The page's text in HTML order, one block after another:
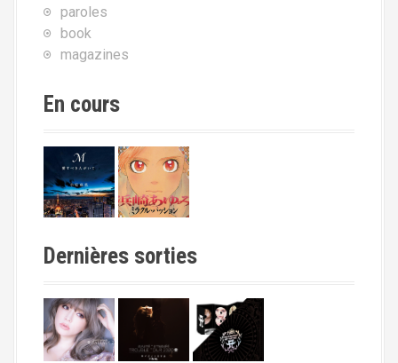
paroles
book
magazines
En cours
Dernières sorties